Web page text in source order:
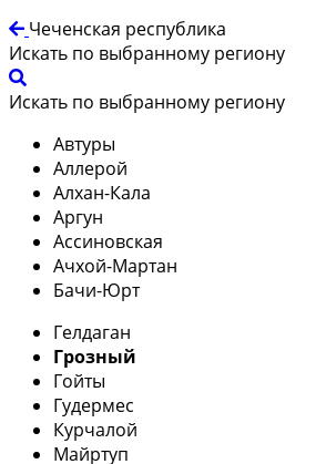
Чеченская республика
Искать по выбранному региону
Искать по выбранному региону
Автуры
Аллерой
Алхан-Кала
Аргун
Ассиновская
Ачхой-Мартан
Бачи-Юрт
Гелдаган
Грозный
Гойты
Гудермес
Курчалой
Майртуп